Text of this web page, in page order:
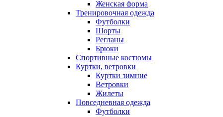
Женская форма
Тренировочная одежда
Футболки
Шорты
Регланы
Брюки
Спортивные костюмы
Куртки, ветровки
Куртки зимние
Ветровки
Жилеты
Повседневная одежда
Футболки